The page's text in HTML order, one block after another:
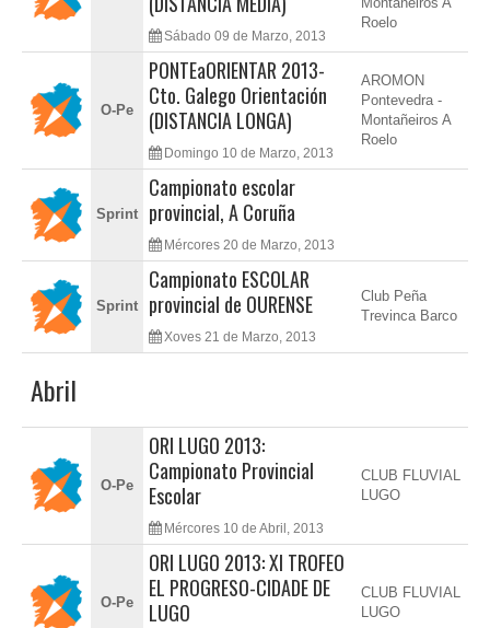
Sábado 09 de Marzo, 2013
Roelo
O-Pe
PONTEaORIENTAR 2013-
Cto. Galego Orientación
(DISTANCIA LONGA)
Domingo 10 de Marzo, 2013
AROMON
Pontevedra -
Montañeiros A
Roelo
Sprint
Campionato escolar
provincial, A Coruña
Mércores 20 de Marzo, 2013
Sprint
Campionato ESCOLAR
provincial de OURENSE
Xoves 21 de Marzo, 2013
Club Peña
Trevinca Barco
Abril
O-Pe
ORI LUGO 2013:
Campionato Provincial
Escolar
Mércores 10 de Abril, 2013
CLUB FLUVIAL
LUGO
O-Pe
ORI LUGO 2013: XI TROFEO
EL PROGRESO-CIDADE DE
LUGO
CLUB FLUVIAL
LUGO